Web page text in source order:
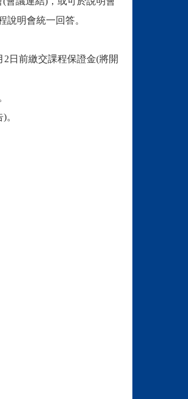
說明會統一回答。
日前繳交課程保證金(將開